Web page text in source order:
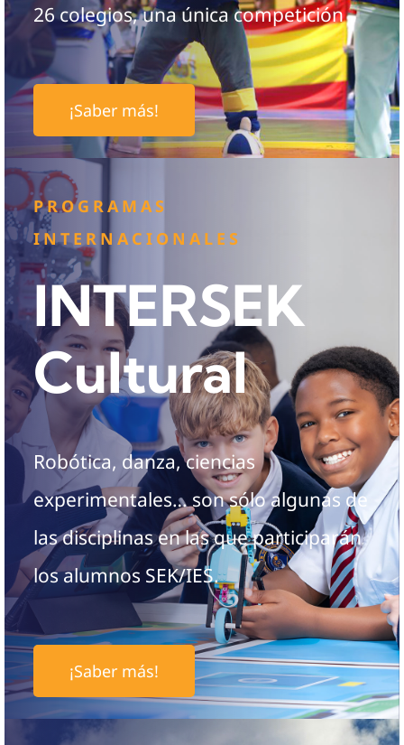
26 colegios, una única competición
¡Saber más!
PROGRAMAS
INTERNACIONALES
INTERSEK
Cultural
Robótica, danza, ciencias
experimentales… son sólo algunas de
las disciplinas en las que participarán
los alumnos SEK/IES.
¡Saber más!